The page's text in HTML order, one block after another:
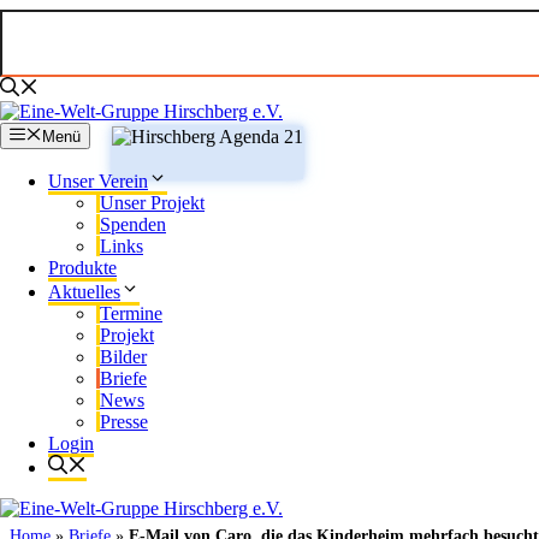
Zum
Menü
Unser Verein
Unser Projekt
Spenden
Links
Produkte
Aktuelles
Termine
Projekt
Bilder
Briefe
News
Presse
Login